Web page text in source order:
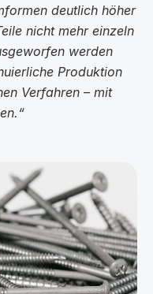
deutlich höher
nicht mehr einzeln
werden
Produktion
Verfahren – mit